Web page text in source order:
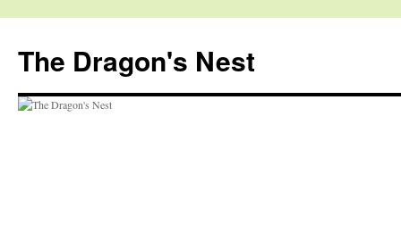
The Dragon's Nest